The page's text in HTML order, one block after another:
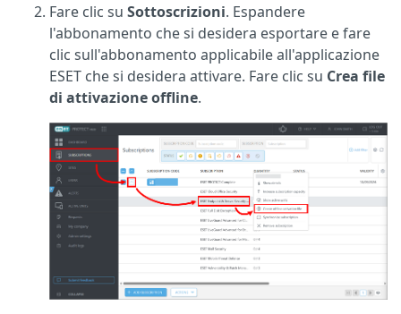
Fare clic su Sottoscrizioni. Espandere
l'abbonamento che si desidera esportare e fare
clic sull'abbonamento applicabile all'applicazione
ESET che si desidera attivare. Fare clic su Crea file
di attivazione offline.